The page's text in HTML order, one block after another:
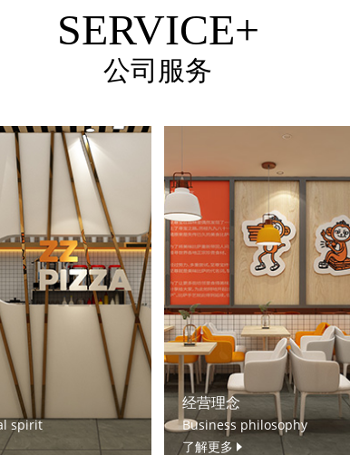
SERVICE+
公司服务
spirit
经营理念
Business philosophy
了解更多